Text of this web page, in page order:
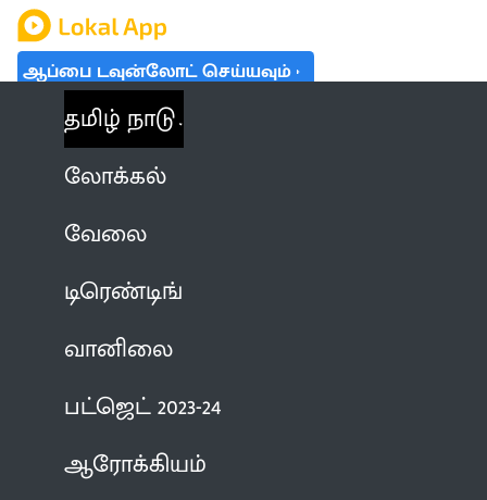
ஆப்பை டவுன்லோட் செய்யவும்
தமிழ் நாடு
லோக்கல்
வேலை
டிரெண்டிங்
வானிலை
பட்ஜெட் 2023-24
ஆரோக்கியம்